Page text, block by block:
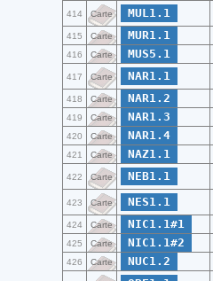
414 Carte MUL1.1
415 Carte MUR1.1
416 Carte MUS5.1
417 Carte NAR1.1
418 Carte NAR1.2
419 Carte NAR1.3
420 Carte NAR1.4
421 Carte NAZ1.1
422 Carte NEB1.1
423 Carte NES1.1
424 Carte NIC1.1#1
425 Carte NIC1.1#2
426 Carte NUC1.2